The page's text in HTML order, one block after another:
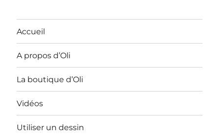
Accueil
A propos d’Oli
La boutique d’Oli
Vidéos
Utiliser un dessin